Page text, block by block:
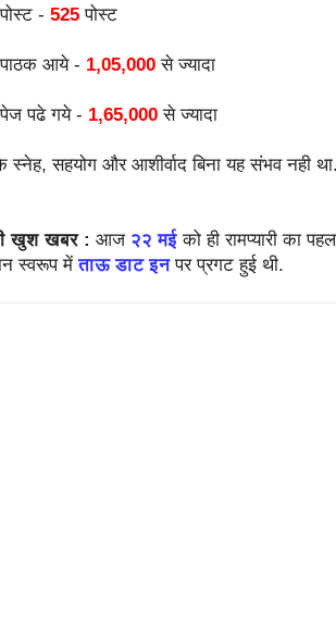
- 525पोस्ट
आये - 1,05,000 से ज्यादा
पढे गये - 1,65,000से ज्यादा
सहयोग और आशीर्वाद बिना यह संभव नही
खुश खबर : आज २२ मईको ही रामप्यारी का
स्वरूप मेंताऊ डाट इनपर प्रगट हुई थी.